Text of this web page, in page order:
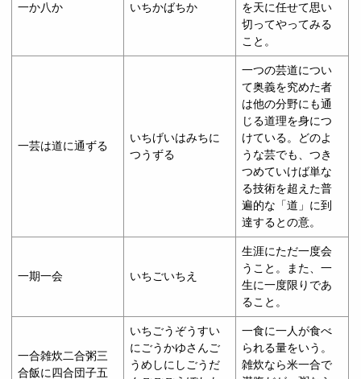
一か八か いちかばちか
を天に任せて思い
切ってやってみる
こと。
一芸は道に通ずる
いちげいはみちに
つうずる
一つの芸道につい
て奥義を究めた者
は他の分野にも通
じる道理を身につ
けている。どのよ
うな芸でも、つき
つめていけば単な
る技術を超えた普
遍的な「道」に到
達するとの意。
一期一会 いちごいちえ
生涯にただ一度会
うこと。また、一
生に一度限りであ
ること。
一合雑炊二合粥三
合飯に四合団子五
いちごうぞうすい
にごうかゆさんご
うめしにしごうだ
一食に一人が食べ
られる量をいう。
雑炊なら米一合で